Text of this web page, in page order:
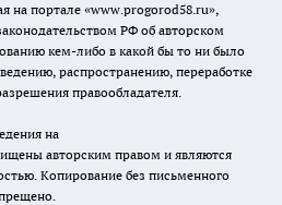
на портале «www.progorod58.ru»,
РФ об авторском
кем-либо в какой бы то ни было
распространению, переработке
правообладателя.
на
авторским правом и являются
Копирование без письменного